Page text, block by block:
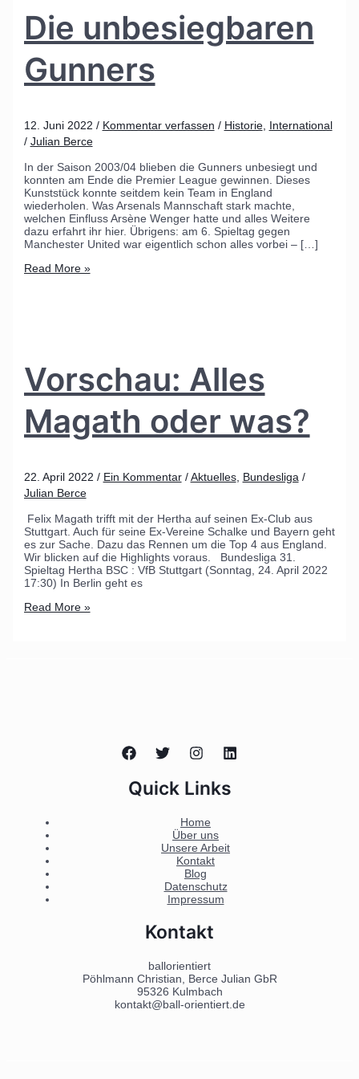
Die unbesiegbaren
Gunners
12. Juni 2022 / Kommentar verfassen / Historie, International
/ Julian Berce
In der Saison 2003/04 blieben die Gunners unbesiegt und
konnten am Ende die Premier League gewinnen. Dieses
Kunststück konnte seitdem kein Team in England
wiederholen. Was Arsenals Mannschaft stark machte,
welchen Einfluss Arsène Wenger hatte und alles Weitere
dazu erfahrt ihr hier. Übrigens: am 6. Spieltag gegen
Manchester United war eigentlich schon alles vorbei – […]
Read More »
Vorschau: Alles
Magath oder was?
22. April 2022 / Ein Kommentar /Aktuelles, Bundesliga /
Julian Berce
Felix Magath trifft mit der Hertha auf seinen Ex-Club aus
Stuttgart. Auch für seine Ex-Vereine Schalke und Bayern geht
es zur Sache. Dazu das Rennen um die Top 4 aus England.
Wir blicken auf die Highlights voraus. Bundesliga 31.
Spieltag Hertha BSC : VfB Stuttgart (Sonntag, 24. April 2022
17:30) In Berlin geht es
Read More »
Quick Links
Home
Über uns
Unsere Arbeit
Kontakt
Blog
Datenschutz
Impressum
Kontakt
ballorientiert
Pöhlmann Christian, Berce Julian GbR
95326 Kulmbach
kontakt@ball-orientiert.de